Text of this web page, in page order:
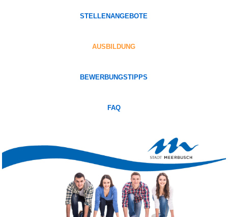
STELLENANGEBOTE
AUSBILDUNG
BEWERBUNGSTIPPS
FAQ